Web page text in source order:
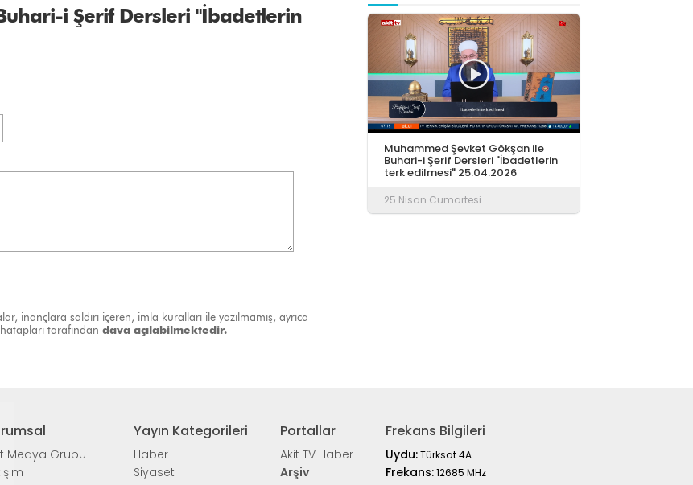
i Şerif Dersleri "İbadetlerin
inançlara saldırı içeren, imla kuralları ile yazılmamış, ayrıca
tarafından dava açılabilmektedir.
Muhammed Şevket Gökşan ile
Buhari-i Şerif Dersleri "İbadetlerin
terk edilmesi" 25.04.2026
25 Nisan Cumartesi
Medya Grubu
Yayın Kategorileri
Haber
Siyaset
Portallar
Akit TV Haber
Arşiv
Frekans Bilgileri
Uydu:Türksat 4A
Frekans:12685 MHz